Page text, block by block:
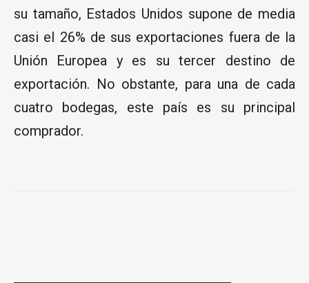
su tamaño, Estados Unidos supone de media
casi el 26% de sus exportaciones fuera de la
Unión Europea y es su tercer destino de
exportación. No obstante, para una de cada
cuatro bodegas, este país es su principal
comprador.